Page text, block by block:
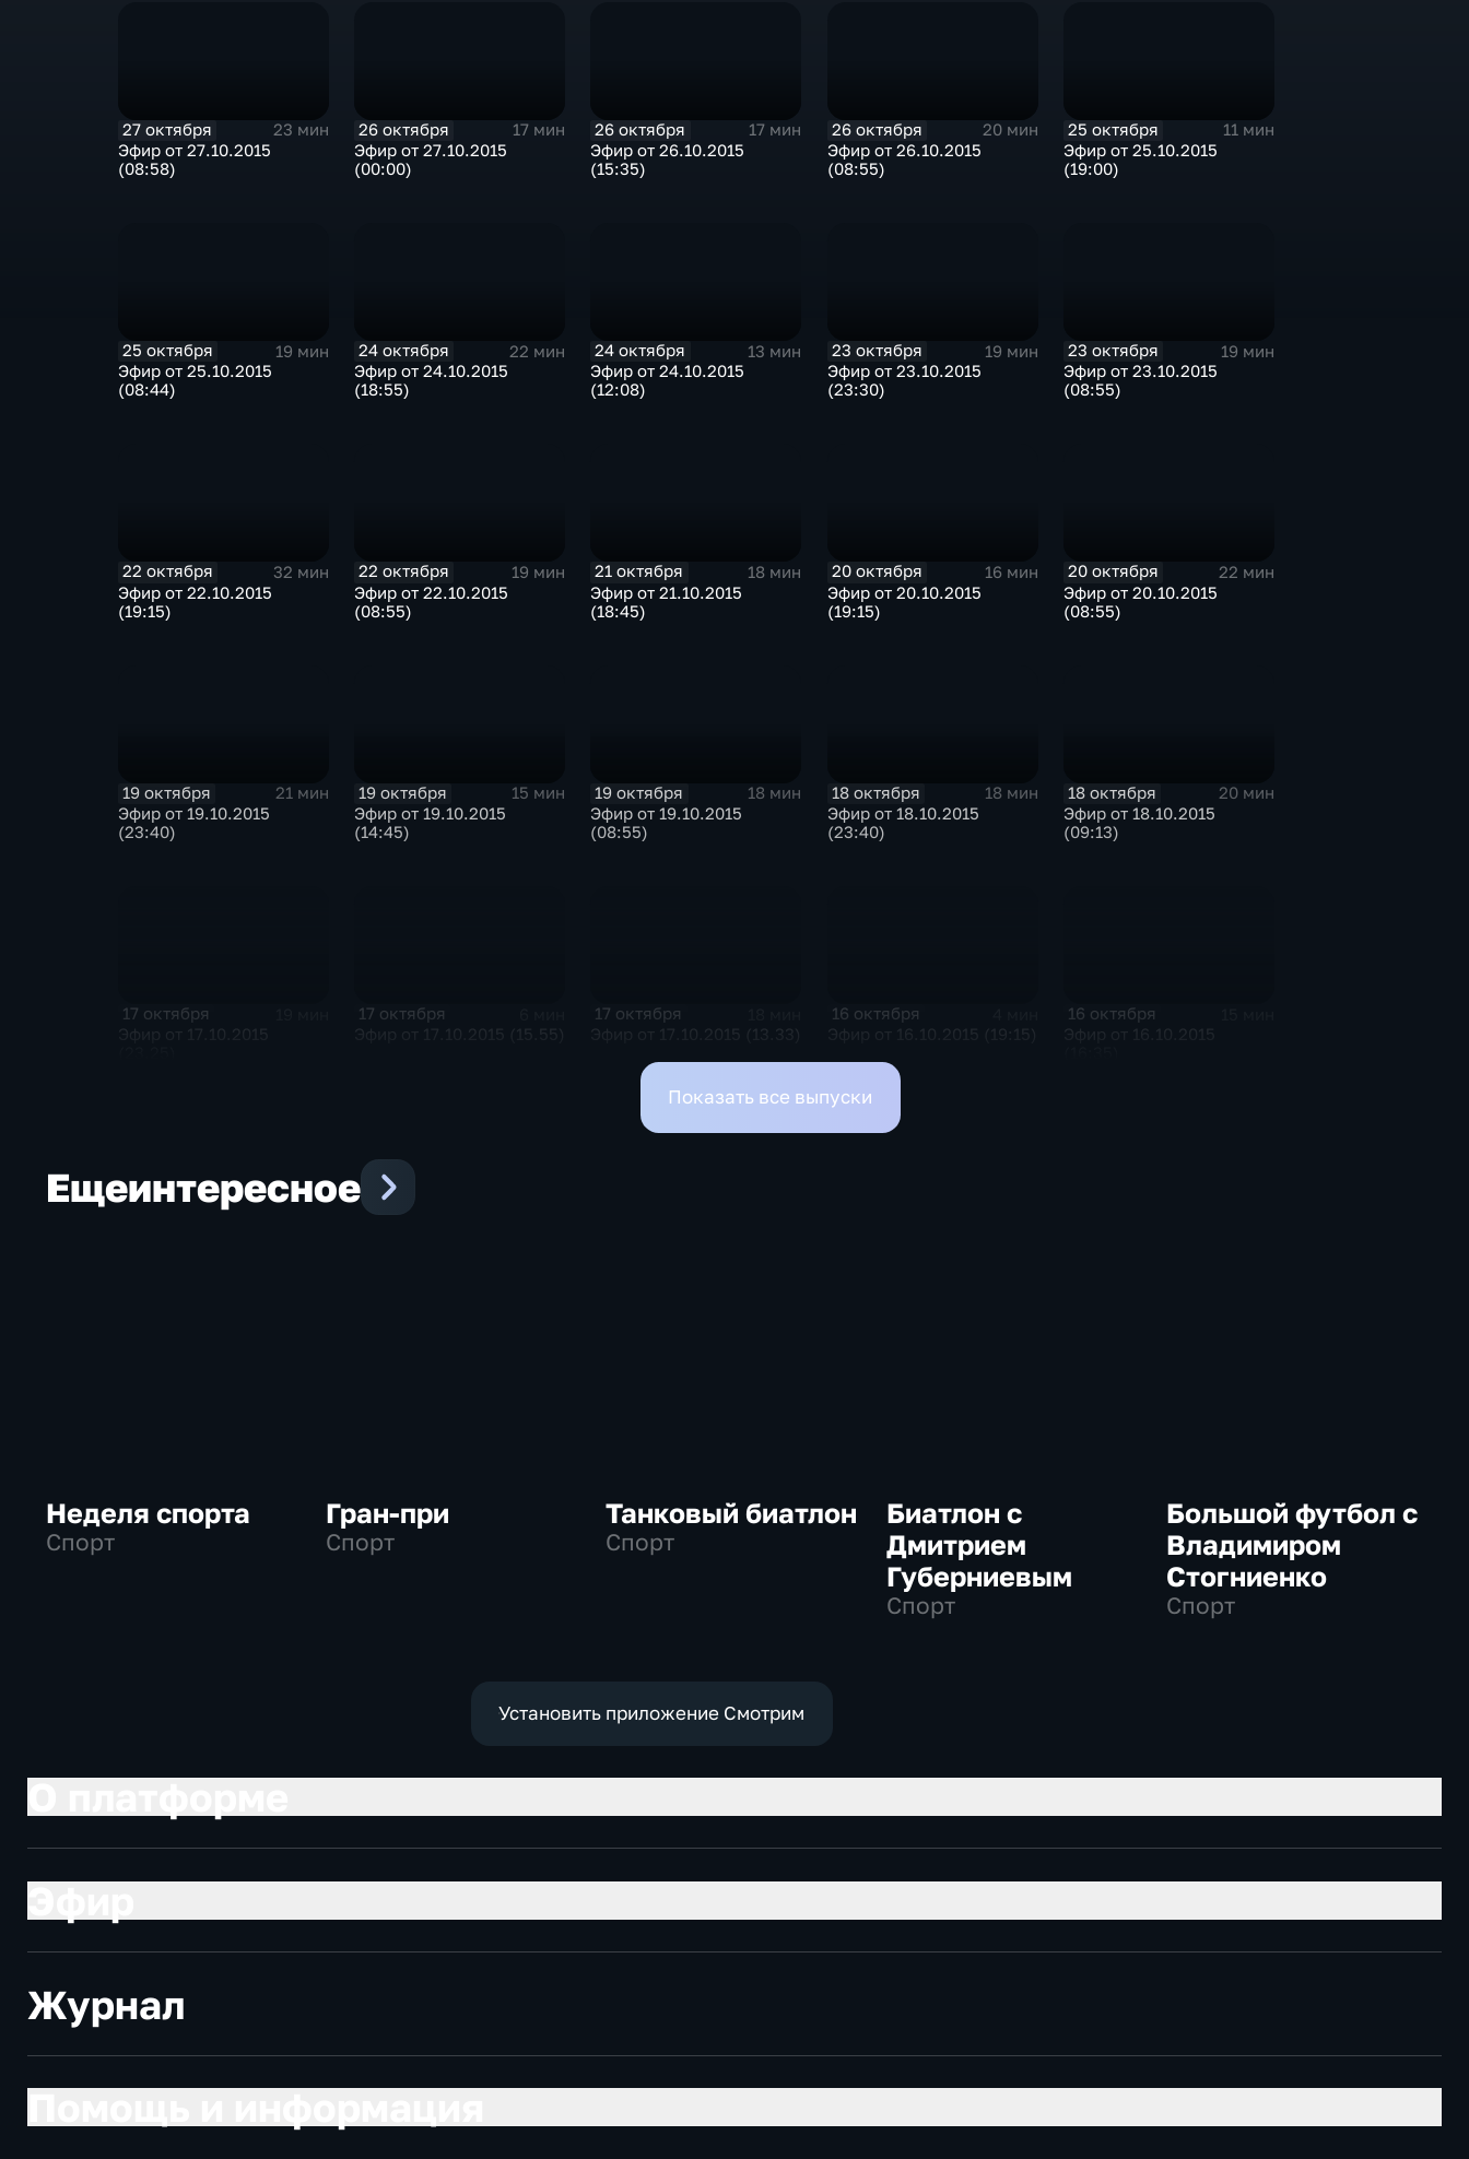
27 октября
23 мин
Эфир от 27.10.2015
(08:58)
26 октября
17 мин
Эфир от 27.10.2015
(00:00)
26 октября
17 мин
Эфир от 26.10.2015
(15:35)
26 октября
20 мин
Эфир от 26.10.2015
(08:55)
25 октября
11 мин
Эфир от 25.10.2015
(19:00)
25 октября
19 мин
Эфир от 25.10.2015
(08:44)
24 октября
22 мин
Эфир от 24.10.2015
(18:55)
24 октября
13 мин
Эфир от 24.10.2015
(12:08)
23 октября
19 мин
Эфир от 23.10.2015
(23:30)
23 октября
19 мин
Эфир от 23.10.2015
(08:55)
22 октября
32 мин
Эфир от 22.10.2015
(19:15)
22 октября
19 мин
Эфир от 22.10.2015
(08:55)
21 октября
18 мин
Эфир от 21.10.2015
(18:45)
20 октября
16 мин
Эфир от 20.10.2015
(19:15)
20 октября
22 мин
Эфир от 20.10.2015
(08:55)
19 октября
21 мин
Эфир от 19.10.2015
(23:40)
19 октября
15 мин
Эфир от 19.10.2015
(14:45)
19 октября
18 мин
Эфир от 19.10.2015
(08:55)
18 октября
18 мин
Эфир от 18.10.2015
(23:40)
18 октября
20 мин
Эфир от 18.10.2015
(09:13)
17 октября 17 октября 17 октября 16 октября 16 октября
Показать все выпуски
Ещеинтересное
Неделя спорта
Спорт
Гран-при
Спорт
Танковый биатлон
Спорт
Биатлон с
Дмитрием
Губерниевым
Спорт
Большой футбол с
Владимиром
Стогниенко
Спорт
Установить приложение Смотрим
Журнал